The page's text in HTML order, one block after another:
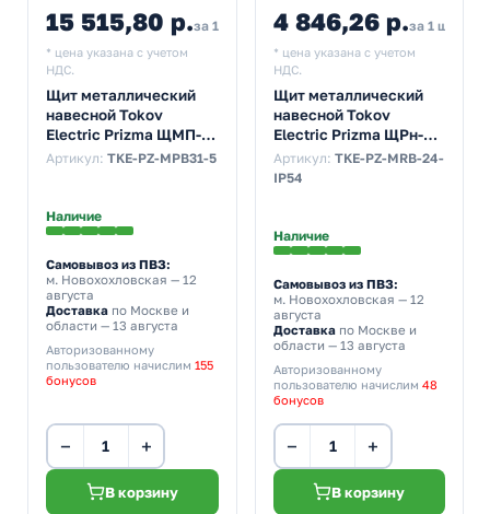
15 515,80 р.за 1 шт
* цена указана с учетом
НДС.
Щит металлический
навесной Tokov
Electric Prizma ЩМП-5
1000х650х300 с
Артикул: TKE-PZ-MPB31-5
Наличие
Самовывоз из ПВЗ:
м. Новохохловская — 12
августа
Доставка по Москве и
области — 13 августа
Авторизованному
пользователю начислим 155
бонусов
− +
В корзину
4 846,26 р.за 1 шт
* цена указана с учетом
НДС.
Щит металлический
навесной Tokov
Electric Prizma ЩРн-24
24м 390х310х120 с
Din-рейкой IP54 серый
Артикул: TKE-PZ-MRB-24-
IP54
Наличие
Самовывоз из ПВЗ:
м. Новохохловская — 12
августа
Доставкапо Москве и
области — 13 августа
Авторизованному
пользователю начислим 48
бонусов
− +
В корзину